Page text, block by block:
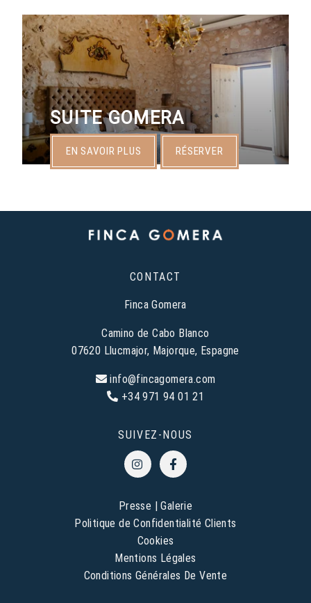
SUITE GOMERA
EN SAVOIR PLUS RÉSERVER
CONTACT
Finca Gomera
Camino de Cabo Blanco
07620 Llucmajor, Majorque, Espagne
info@fincagomera.com
+34 971 94 01 21
SUIVEZ-NOUS
Presse |Galerie
Politique de Confidentialité Clients
Cookies
Mentions Légales
Conditions Générales De Vente